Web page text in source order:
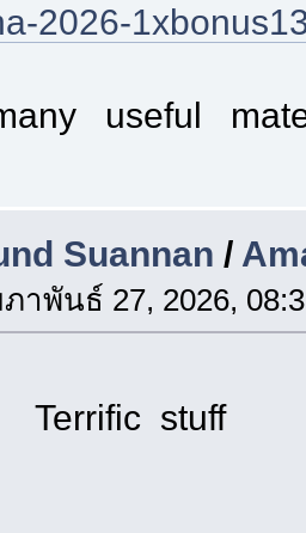
2026-
useful
Suannan /
าพันธ์ 27, 2026,
Terrific stuff